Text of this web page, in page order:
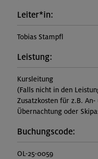
Leiter*in:
Tobias Stampfl
Leistung:
Kursleitung
(Falls nicht in den
Zusatzkosten für z.B.
Übernachtung oder
Buchungscode:
OL-25-0059